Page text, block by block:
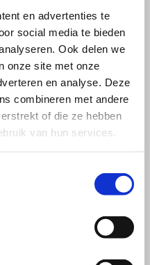
en advertenties te
social media te bieden
Ook delen we
onze site met onze
en analyse. Deze
combineren met andere
of die ze hebben
van hun services.